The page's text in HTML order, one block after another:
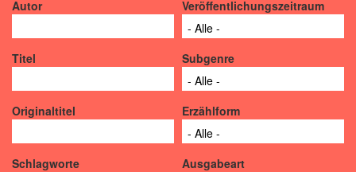
Autor
Veröffentlichungszeitraum
Titel Subgenre
Originaltitel Erzählform
Schlagworte Ausgabeart